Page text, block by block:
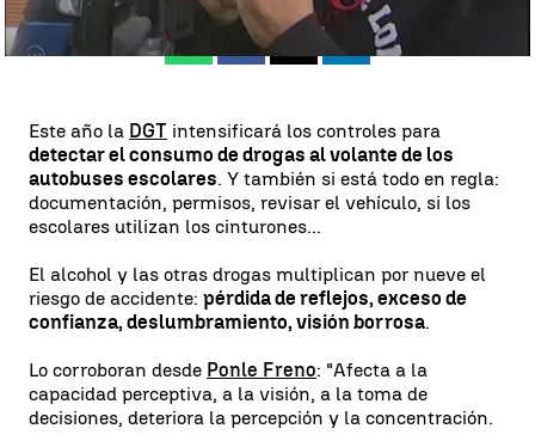
WhatsappFacebook
X Linkedin
Este año la DGT intensificará los controles para
detectar el consumo de drogas al volante de los
autobuses escolares. Y también si está todo en regla:
documentación, permisos, revisar el vehículo, si los
escolares utilizan los cinturones...
El alcohol y las otras drogas multiplican por nueve el
riesgo de accidente: pérdida de reflejos, exceso de
confianza, deslumbramiento, visión borrosa.
Lo corroboran desde Ponle Freno: "Afecta a la
capacidad perceptiva, a la visión, a la toma de
decisiones, deteriora la percepción y la concentración.